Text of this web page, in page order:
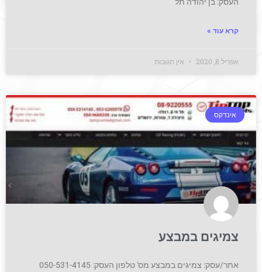
העסק: בן יהודה תל
קרא עוד »
אפריל 8, 2020 אין תגובות
אינדקס
צמיגים במבצע
אתר/עסק: צמיגים במבצע מס' טלפון העסק: 050-531-4145